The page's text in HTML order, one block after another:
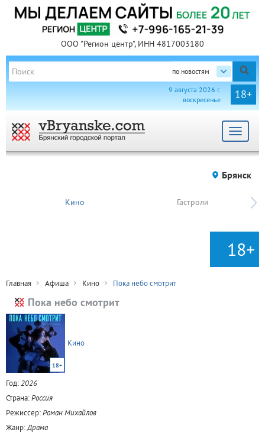
ООО "Регион центр", ИНН 4817003180
по новостям
18+
9 августа 2026 г.
воскресенье
Toggle
Брянск
Кино Гастроли
18+
Главная Афиша Кино Пока небо смотрит
Пока небо смотрит
18+
Кино
Год:2026
Страна:Россия
Режиссер:Роман Михайлов
Жанр:Драма